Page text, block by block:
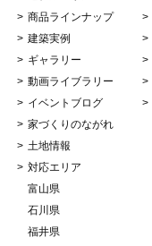
商品ラインナップ
建築実例
ギャラリー
動画ライブラリー
イベントブログ
家づくりのながれ
土地情報
対応エリア
富山県
石川県
福井県